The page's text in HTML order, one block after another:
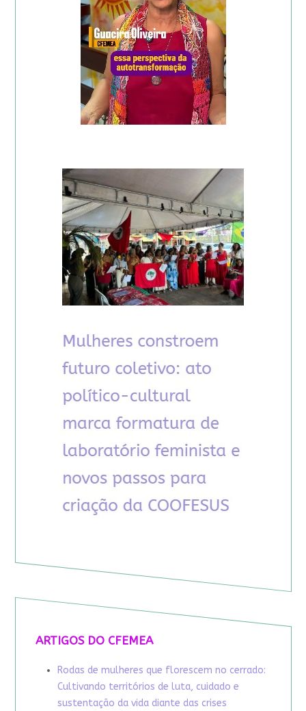
ARTIGOS DO CFEMEA
Rodas de mulheres que florescem no cerrado:
Cultivando territórios de luta, cuidado e
sustentação da vida diante das crises